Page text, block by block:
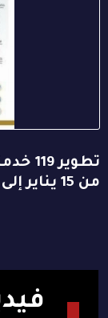
من 15 يناير إلى 6 أغسطس الجاري